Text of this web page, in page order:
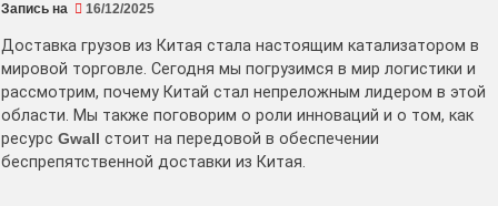
Запись на 16/12/2025
Доставка грузов из Китая стала настоящим катализатором в
мировой торговле. Сегодня мы погрузимся в мир логистики и
рассмотрим, почему Китай стал непреложным лидером в этой
области. Мы также поговорим о роли инноваций и о том, как
ресурс Gwall стоит на передовой в обеспечении
беспрепятственной доставки из Китая.